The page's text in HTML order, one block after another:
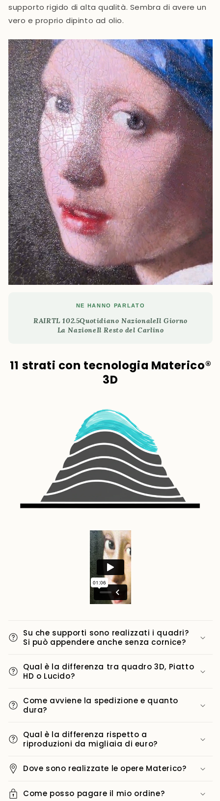
supporto rigido di alta qualità. Sembra di avere un
vero e proprio dipinto ad olio.
NE HANNO PARLATO
RAIRTL 102.5Quotidiano NazionaleIl Giorno
La NazioneIl Resto del Carlino
11 strati con tecnologia Materico®
3D
Su che supporti sono realizzati i quadri?
Si può appendere anche senza cornice?
Qual è la differenza tra quadro 3D, Piatto
HD o Lucido?
Come avviene la spedizione e quanto
dura?
Qual è la differenza rispetto a
riproduzioni da migliaia di euro?
Dove sono realizzate le opere Materico?
Come posso pagare il mio ordine?